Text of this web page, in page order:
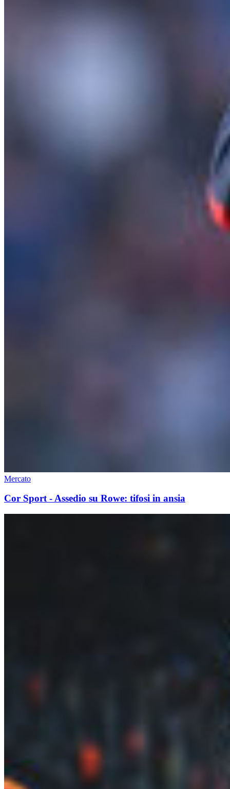
Mercato
Cor Sport - Assedio su Rowe: tifosi in ansia